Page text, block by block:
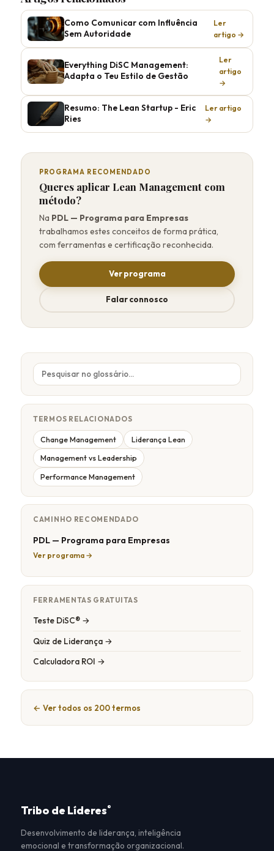
Como Comunicar com Influência
Sem Autoridade
Ler
artigo →
Everything DiSC Management:
Adapta o Teu Estilo de Gestão
Ler
artigo
→
Resumo: The Lean Startup - Eric
Ries
Ler artigo
→
PROGRAMA RECOMENDADO
Queres aplicar Lean Management com
método?
Na PDL — Programa para Empresas
trabalhamos estes conceitos de forma prática,
com ferramentas e certificação reconhecida.
Ver programa
Falar connosco
TERMOS RELACIONADOS
Change Management Liderança Lean
Management vs Leadership
Performance Management
CAMINHO RECOMENDADO
PDL — Programa para Empresas
Ver programa →
FERRAMENTAS GRATUITAS
Teste DiSC® →
Quiz de Liderança →
Calculadora ROI →
← Ver todos os 200 termos
Tribo de Líderes®
Desenvolvimento de liderança, inteligência
emocional e transformação organizacional.